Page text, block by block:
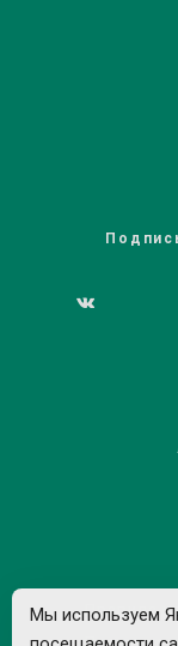
Правила
Политика
Мы используем